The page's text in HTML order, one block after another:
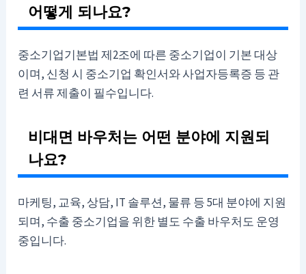
어떻게 되나요?
중소기업기본법 제2조에 따른 중소기업이 기본 대상
이며, 신청 시 중소기업 확인서와 사업자등록증 등 관
련 서류 제출이 필수입니다.
비대면 바우처는 어떤 분야에 지원되
나요?
마케팅, 교육, 상담, IT 솔루션, 물류 등 5대 분야에 지원
되며, 수출 중소기업을 위한 별도 수출 바우처도 운영
중입니다.